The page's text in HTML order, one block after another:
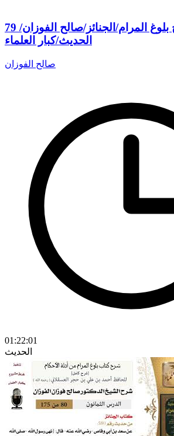
79 من 175 /شرح بلوغ المرام/الجنائز/صالح الفوزان/
الحديث/كبار العلماء
صالح الفوزان
01:22:01
الحديث